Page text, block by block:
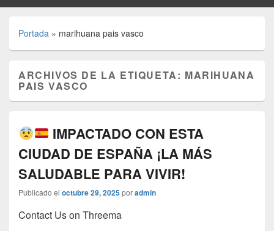
Portada » marihuana pais vasco
ARCHIVOS DE LA ETIQUETA: MARIHUANA
PAIS VASCO
IMPACTADO CON ESTA
CIUDAD DE ESPAÑA ¡LA MÁS
SALUDABLE PARA VIVIR!
Publicado el octubre 29, 2025poradmin
Contact Us on Threema